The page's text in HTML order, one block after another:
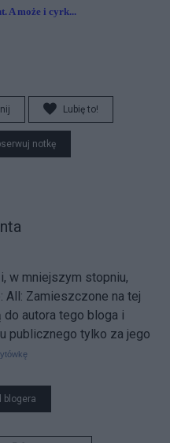
A może i cyrk...
Lubię to!
notkę
i, w mniejszym stopniu,
All: Zamieszczone na tej
autora tego bloga i
publicznego tylko za jego
blogera